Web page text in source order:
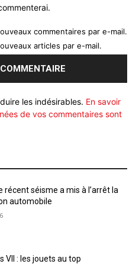
commentaires par e-mail.
articles par e-mail.
les indésirables. En savoir
de vos commentaires sont
récent séisme a mis à l’arrêt la
automobile
VII : les jouets au top